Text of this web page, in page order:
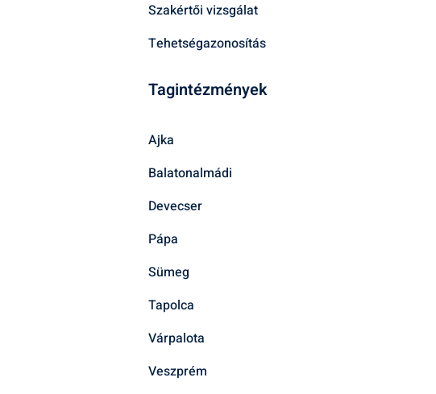
Szakértői vizsgálat
Tehetségazonosítás
Tagintézmények
Ajka
Balatonalmádi
Devecser
Pápa
Sümeg
Tapolca
Várpalota
Veszprém